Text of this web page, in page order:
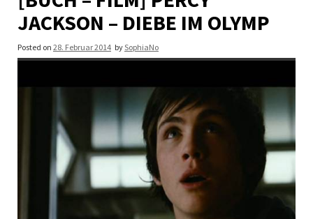
JACKSON – DIEBE IM OLYMP
Posted on 28. Februar 2014 bySophiaNo